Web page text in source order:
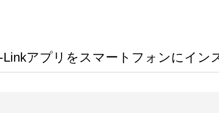
Linkアプリをスマートフォンにイン